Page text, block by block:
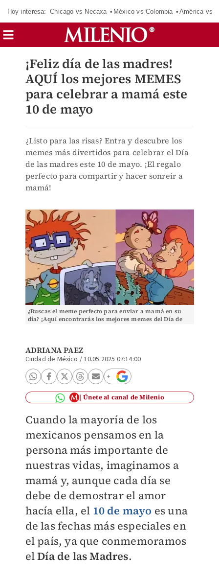
Hoy interesa: Chicago vs Necaxa México vs Colombia América vs
¡Feliz día de las madres!
AQUÍ los mejores MEMES
para celebrar a mamá este
10 de mayo
¿Listo para las risas? Entra y descubre los
memes más divertidos para celebrar el Día
de las madres este 10 de mayo. ¡El regalo
perfecto para compartir y hacer sonreír a
mamá!
¿Buscas el meme perfecto para enviar a mamá en su
día? ¡Aquí encontrarás los mejores memes del Día de
ADRIANA PAEZ
Ciudad de México /10.05.2025 07:14:00
Únete al canal de Milenio
Cuando la mayoría de los
mexicanos pensamos en la
persona más importante de
nuestras vidas, imaginamos a
mamá y, aunque cada día se
debe de demostrar el amor
hacía ella, el 10 de mayo es una
de las fechas más especiales en
el país, ya que conmemoramos
elDía de las Madres.